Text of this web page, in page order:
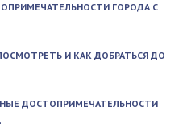
ГОРОДА С
И КАК ДОБРАТЬСЯ ДО
ДОСТОПРИМЕЧАТЕЛЬНОСТИ